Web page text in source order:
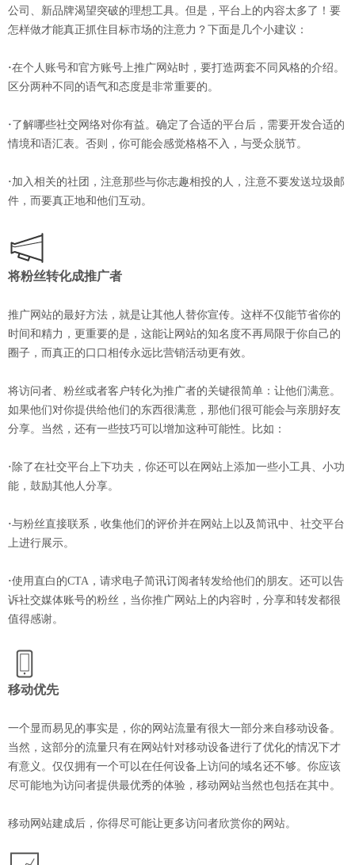
公司、新品牌渴望突破的理想工具。但是，平台上的内容太多了！要
怎样做才能真正抓住目标市场的注意力？下面是几个小建议：
·在个人账号和官方账号上推广网站时，要打造两套不同风格的介绍。
区分两种不同的语气和态度是非常重要的。
·了解哪些社交网络对你有益。确定了合适的平台后，需要开发合适的
情境和语汇表。否则，你可能会感觉格格不入，与受众脱节。
·加入相关的社团，注意那些与你志趣相投的人，注意不要发送垃圾邮
件，而要真正地和他们互动。
将粉丝转化成推广者
推广网站的最好方法，就是让其他人替你宣传。这样不仅能节省你的
时间和精力，更重要的是，这能让网站的知名度不再局限于你自己的
圈子，而真正的口口相传永远比营销活动更有效。
将访问者、粉丝或者客户转化为推广者的关键很简单：让他们满意。
如果他们对你提供给他们的东西很满意，那他们很可能会与亲朋好友
分享。当然，还有一些技巧可以增加这种可能性。比如：
· 除了在社交平台上下功夫，你还可以在网站上添加一些小工具、小功
能，鼓励其他人分享。
·与粉丝直接联系，收集他们的评价并在网站上以及简讯中、社交平台
上进行展示。
·使用直白的CTA，请求电子简讯订阅者转发给他们的朋友。还可以告
诉社交媒体账号的粉丝，当你推广网站上的内容时，分享和转发都很
值得感谢。
移动优先
一个显而易见的事实是，你的网站流量有很大一部分来自移动设备。
当然，这部分的流量只有在网站针对移动设备进行了优化的情况下才
有意义。仅仅拥有一个可以在任何设备上访问的域名还不够。你应该
尽可能地为访问者提供最优秀的体验，移动网站当然也包括在其中。
移动网站建成后，你得尽可能让更多访问者欣赏你的网站。